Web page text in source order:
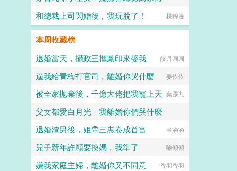
奧特慧慧
和總裁上司閃婚後，我玩脫了！ 桃錦漫
本周收藏榜
退婚當天，攝政王攜鳳印來娶我
皎月圓圓
逼我給青梅打官司，離婚你哭什麼 姜依依
被全家拋棄後，千億大佬把我寵上天 葉靈九
父女都愛白月光，我離婚你們哭什麼
淡月微雲
退婚渣男後，姐帶三崽卷成首富 金滿滿
兒子新年許願要換媽，我準了 喻傾傾
嫌我家庭主婦，離婚你又不同意 香羽香羽